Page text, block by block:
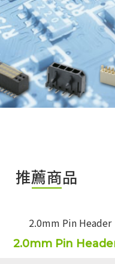
推薦商品
2.0mm Pin Header